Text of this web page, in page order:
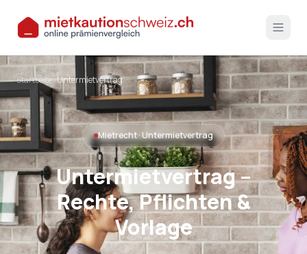
Startseite›Untermietvertrag
Mietrecht · Untermietvertrag
Untermietvertrag –
Rechte, Pflichten &
Vorlage